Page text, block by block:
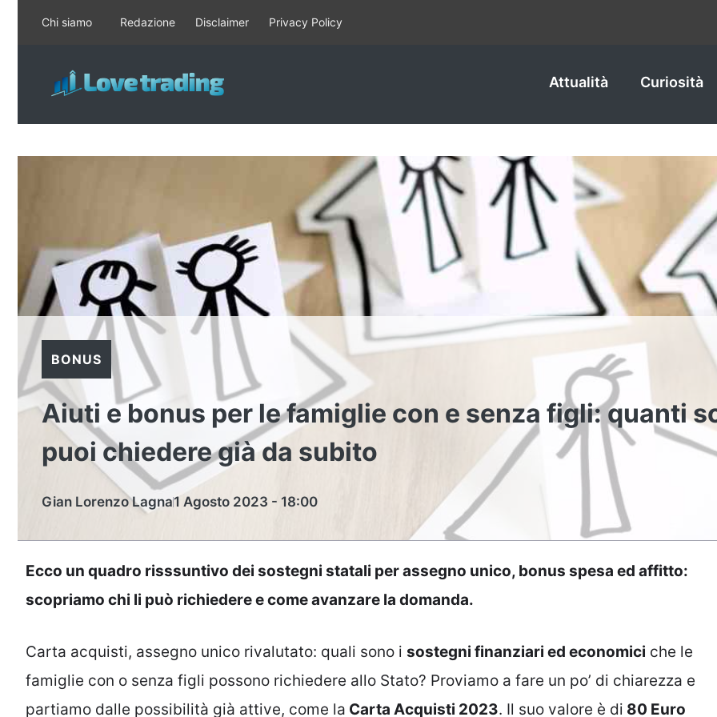
contenuto
Chi siamo Redazione Disclaimer Privacy Policy
Attualità Curiosità
BONUS
Aiuti e bonus per le famiglie con e senza figli: quanti
puoi chiedere già da subito
Gian Lorenzo Lagna1 Agosto 2023 - 18:00
Ecco un quadro risssuntivo dei sostegni statali per assegno unico, bonus spesa ed affitto:
scopriamo chi li può richiedere e come avanzare la domanda.
Carta acquisti, assegno unico rivalutato: quali sono i sostegni finanziari ed economici che le
famiglie con o senza figli possono richiedere allo Stato? Proviamo a fare un po’ di chiarezza e
partiamo dalle possibilità già attive, come la Carta Acquisti 2023. Il suo valore è di 80 Euro